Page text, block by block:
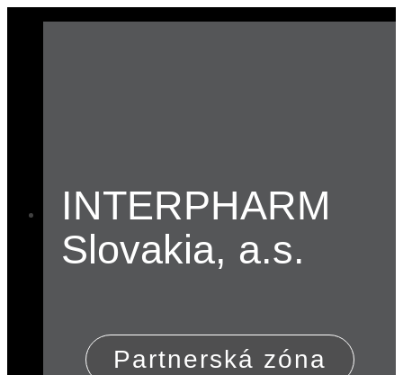
INTERPHARM
Slovakia, a.s.
Partnerská zóna